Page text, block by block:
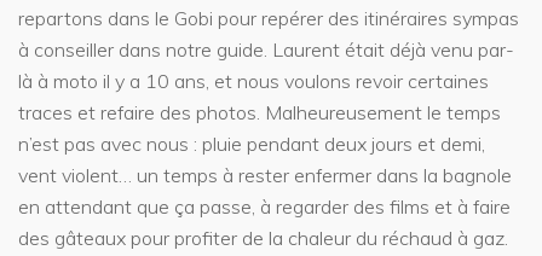
repartons dans le Gobi pour repérer des itinéraires sympas
à conseiller dans notre guide. Laurent était déjà venu par-
là à moto il y a 10 ans, et nous voulons revoir certaines
traces et refaire des photos. Malheureusement le temps
n’est pas avec nous : pluie pendant deux jours et demi,
vent violent… un temps à rester enfermer dans la bagnole
en attendant que ça passe, à regarder des films et à faire
des gâteaux pour profiter de la chaleur du réchaud à gaz.